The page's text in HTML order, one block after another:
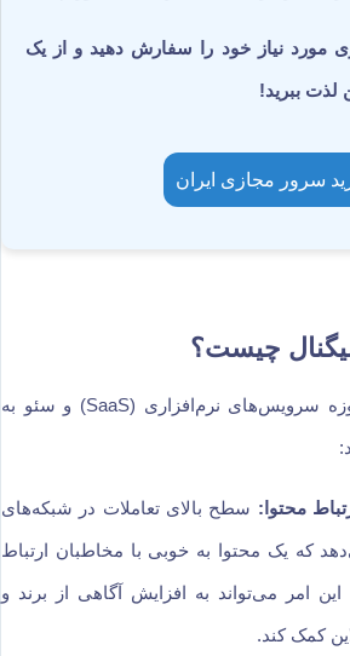
مورد نیاز خود را سفارش دهید و از یک
لذت ببرید!
سرور مجازی ایران
چیست؟
سوشال سیگنال‌ها در حوزه سرویس‌های نرم‌افزاری (SaaS) و سئو به
محتوا: سطح بالای تعاملات در شبکه‌های
که یک محتوا به خوبی با مخاطبان ارتباط
امر می‌تواند به افزایش آگاهی از برند و
کمک کند.